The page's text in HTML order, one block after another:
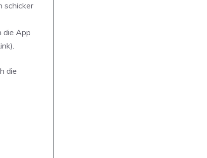
schicker
die App
die